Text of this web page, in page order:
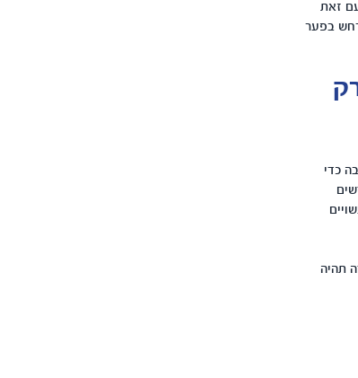
זאת
בפער
כדי
תהיה